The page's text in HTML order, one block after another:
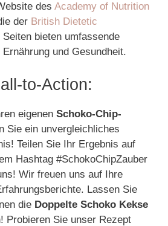
des Academy of Nutrition
der British Dietetic
Seiten bieten umfassende
und Gesundheit.
to-Action:
eigenen Schoko-Chip-
Sie ein unvergleichliches
Teilen Sie Ihr Ergebnis auf
Hashtag #SchokoChipZauber
Wir freuen uns auf Ihre
Lassen Sie
die Doppelte Schoko Kekse
Probieren Sie unser Rezept